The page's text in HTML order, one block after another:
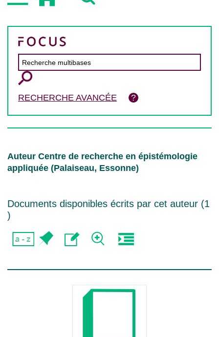
RECHERCHE AVANCÉE
Auteur Centre de recherche en épistémologie
appliquée (Palaiseau, Essonne)
Documents disponibles écrits par cet auteur (1
)